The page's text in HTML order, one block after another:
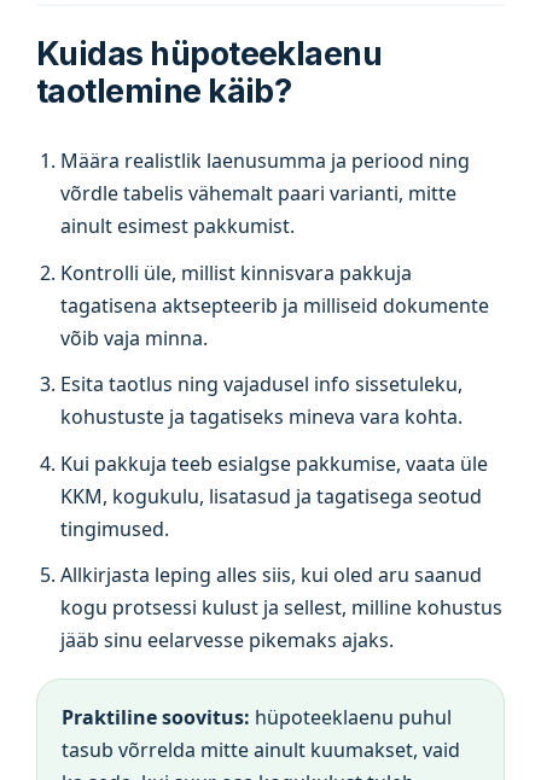
Kuidas hüpoteeklaenu
taotlemine käib?
Määra realistlik laenusumma ja periood ning
võrdle tabelis vähemalt paari varianti, mitte
ainult esimest pakkumist.
Kontrolli üle, millist kinnisvara pakkuja
tagatisena aktsepteerib ja milliseid dokumente
võib vaja minna.
Esita taotlus ning vajadusel info sissetuleku,
kohustuste ja tagatiseks mineva vara kohta.
Kui pakkuja teeb esialgse pakkumise, vaata üle
KKM, kogukulu, lisatasud ja tagatisega seotud
tingimused.
Allkirjasta leping alles siis, kui oled aru saanud
kogu protsessi kulust ja sellest, milline kohustus
jääb sinu eelarvesse pikemaks ajaks.
Praktiline soovitus: hüpoteeklaenu puhul
tasub võrrelda mitte ainult kuumakset, vaid